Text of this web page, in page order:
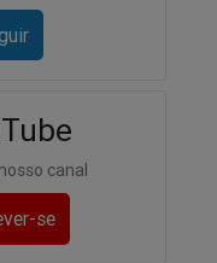
canal
se